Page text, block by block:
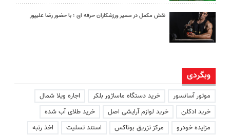
نقش مکمل در مسیر ورزشکاران حرفه ای ؛ با حضور رضا علیپور
وبگردی
موتور آسانسور خرید دستگاه ماساژور بلکر
اجاره ویلا شمال
خرید ادکلن
خرید لوازم آرایشی اصل
خرید طلای آب شده
مزایده خودرو
مرکز تزریق بوتاکس استند تسلیت
اخذ رتبه